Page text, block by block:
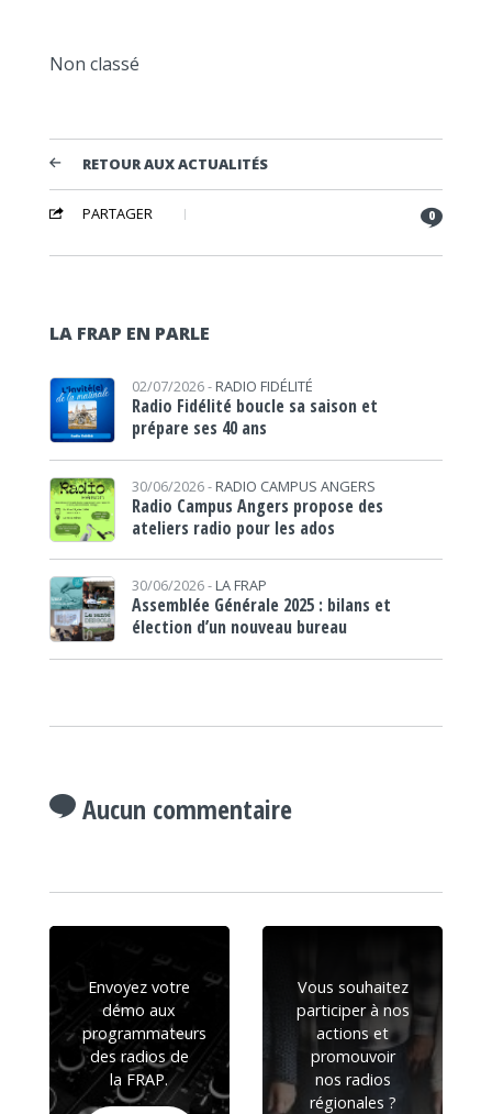
Non classé
RETOUR AUX ACTUALITÉS
PARTAGER 0
LA FRAP EN PARLE
02/07/2026 - RADIO FIDÉLITÉ
Radio Fidélité boucle sa saison et
prépare ses 40 ans
30/06/2026 - RADIO CAMPUS ANGERS
Radio Campus Angers propose des
ateliers radio pour les ados
30/06/2026 - LA FRAP
Assemblée Générale 2025 : bilans et
élection d’un nouveau bureau
Aucun commentaire
Envoyez votre
démo aux
programmateurs
des radios de
la FRAP.
Vous souhaitez
participer à nos
actions et
promouvoir
nos radios
régionales ?